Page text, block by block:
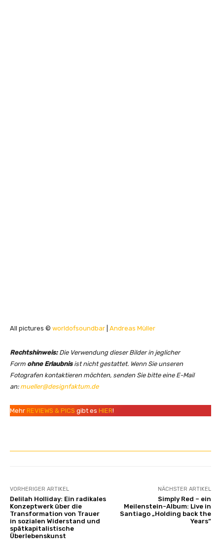
All pictures © worldofsoundbar Andreas Müller
Rechtshinweis:Die Verwendung dieser Bilder in jeglicher
Form ohne Erlaubnisist nicht gestattet. Wenn Sie unseren
Fotografen kontaktieren möchten, senden Sie bitte eine E-Mail
an: mueller@designfaktum.de
Mehr REVIEWS & PICS gibt es HIER!
VORHERIGER ARTIKEL
Delilah Holliday: Ein radikales
Konzeptwerk über die
Transformation von Trauer
in sozialen Widerstand und
spätkapitalistische
Überlebenskunst
NÄCHSTER ARTIKEL
Simply Red – ein
Meilenstein-Album: Live in
Santiago „Holding back the
Years“